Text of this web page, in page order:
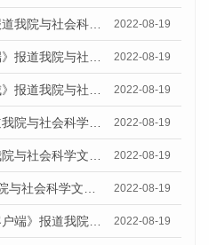
8月17日《信息时报讯》报道我院与社会科学文献出版社联合发布的《广州蓝皮书：广州经济发展报告（2022）》的媒体文章 2022-08-19
8月18日《广州日报客户端》报道我院与社会科学文献出版社联合发布的《广州蓝皮书：广州经济发展报告（2022）》的媒体文章 2022-08-19
8月18日《广州日报新花城》报道我院与社会科学文献出版社联合发布的《广州蓝皮书：广州经济发展报告（2022）》的媒体文章 2022-08-19
8月17日《湾区财经》报道我院与社会科学文献出版社联合发布的《广州蓝皮书：广州经济发展报告（2022）》的媒体文章 2022-08-19
8月18日《新快报》报道我院与社会科学文献出版社联合发布的《广州蓝皮书：广州经济发展报告（2022）》的媒体文章 2022-08-19
8月18日《花城+》报道我院与社会科学文献出版社联合发布的《广州蓝皮书：广州经济发展报告（2022）》的媒体文章 2022-08-19
8月18日《经济日报新闻客户端》报道我院与社会科学文献出版社联合发布的《广州蓝皮书：广州经济发展报告（2022）》的媒体文章 2022-08-19